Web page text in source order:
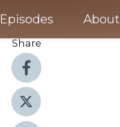
Episodes About
Share